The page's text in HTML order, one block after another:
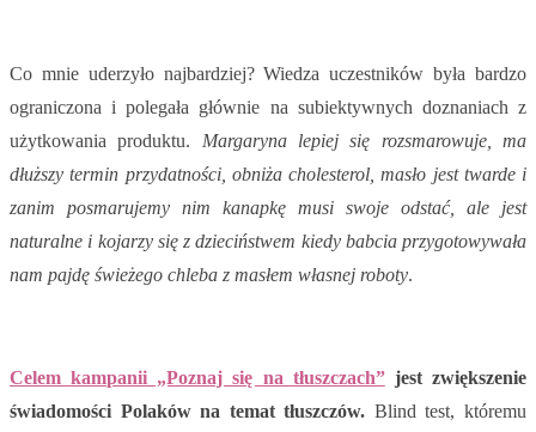
Co mnie uderzyło najbardziej? Wiedza uczestników była bardzo
ograniczona i polegała głównie na subiektywnych doznaniach z
użytkowania produktu. Margaryna lepiej się rozsmarowuje, ma
dłuższy termin przydatności, obniża cholesterol, masło jest twarde i
zanim posmarujemy nim kanapkę musi swoje odstać, ale jest
naturalne i kojarzy się z dzieciństwem kiedy babcia przygotowywała
nam pajdę świeżego chleba z masłem własnej roboty.
Celem kampanii „Poznaj się na tłuszczach”jest zwiększenie
świadomości Polaków na temat tłuszczów. Blind test, któremu